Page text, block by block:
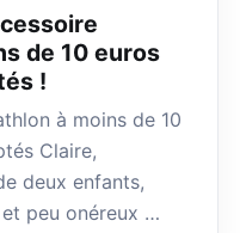
de 10 euros
!
à moins de 10
Claire,
deux enfants,
peu onéreux …